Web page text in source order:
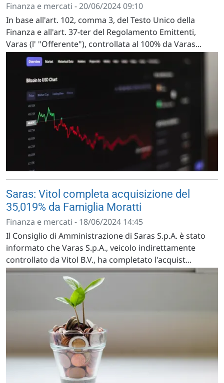
Finanza e mercati - 20/06/2024 09:10
In base all'art. 102, comma 3, del Testo Unico della
Finanza e all'art. 37-ter del Regolamento Emittenti,
Varas (l' "Offerente"), controllata al 100% da Varas...
Saras: Vitol completa acquisizione del
35,019% da Famiglia Moratti
Finanza e mercati - 18/06/2024 14:45
Il Consiglio di Amministrazione di Saras S.p.A. è stato
informato che Varas S.p.A., veicolo indirettamente
controllato da Vitol B.V., ha completato l'acquist...